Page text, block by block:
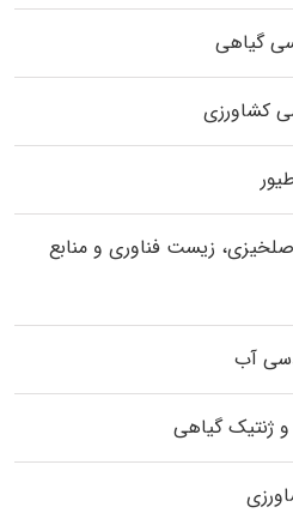
گیاهی
کشاورزی
زیست فناوری و منابع
آب
و ژنتیک گیاهی